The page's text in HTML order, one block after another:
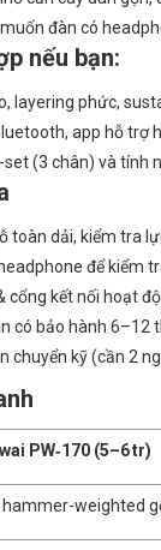
đàn có
nếu bạn:
layering phức,
app hỗ trợ
(3 chân) và tính
toàn dải, kiểm tra
để kiểm
cổng kết nối hoạt
có bảo hành 6–12
chuyển kỹ (cần 2
PW‑170 (5–6 tr)
hammer-weighted